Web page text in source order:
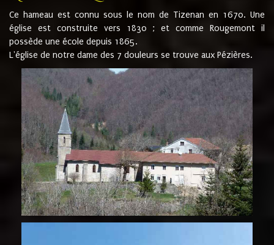
Ce hameau est connu sous le nom de Tizenan en 1670. Une
église est construite vers 1830 ; et comme Rougemont il
possède une école depuis 1865.
L'église de notre dame des 7 douleurs se trouve aux Pézières.